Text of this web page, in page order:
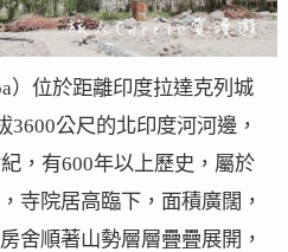
）位於距離印度拉達克列城
3600公尺的北印度河河邊，
，有600年以上歷史，屬於
寺院居高臨下，面積廣闊，
舍順著山勢層層疊疊展開，